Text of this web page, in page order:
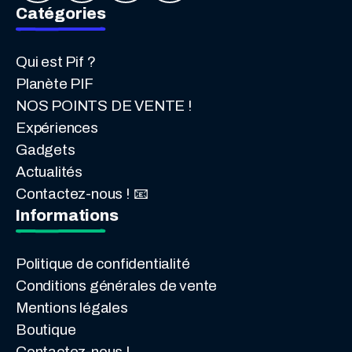
Catégories
Qui est Pif ?
Planète PIF
NOS POINTS DE VENTE !
Expériences
Gadgets
Actualités
Contactez-nous ! 📧
Informations
Politique de confidentialité
Conditions générales de vente
Mentions légales
Boutique